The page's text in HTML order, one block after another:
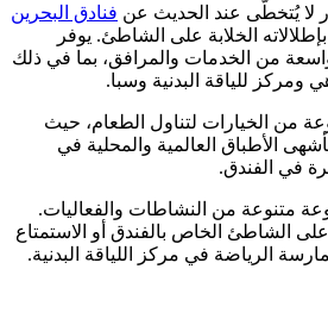
لا يُتخطَّى عند الحديث عن فنادق البحرين
الخلابة على الشاطئ. يوفر
من الخدمات والمرافق، بما في ذلك
ومركز للياقة البدنية وسبا.
من الخيارات لتناول الطعام، حيث
الأطباق العالمية والمحلية في
في الفندق.
متنوعة من النشاطات والفعاليات.
الشاطئ الخاص بالفندق أو الاستمتاع
الرياضة في مركز اللياقة البدنية.